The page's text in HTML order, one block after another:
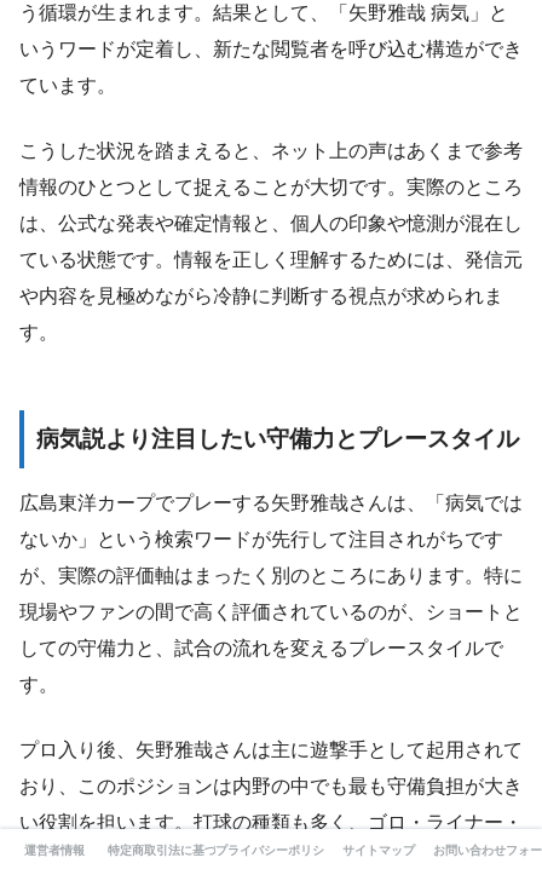
う循環が生まれます。結果として、「矢野雅哉 病気」と
いうワードが定着し、新たな閲覧者を呼び込む構造ができ
ています。
こうした状況を踏まえると、ネット上の声はあくまで参考
情報のひとつとして捉えることが大切です。実際のところ
は、公式な発表や確定情報と、個人の印象や憶測が混在し
ている状態です。情報を正しく理解するためには、発信元
や内容を見極めながら冷静に判断する視点が求められま
す。
病気説より注目したい守備力とプレースタイル
広島東洋カープでプレーする矢野雅哉さんは、「病気では
ないか」という検索ワードが先行して注目されがちです
が、実際の評価軸はまったく別のところにあります。特に
現場やファンの間で高く評価されているのが、ショートと
しての守備力と、試合の流れを変えるプレースタイルで
す。
プロ入り後、矢野雅哉さんは主に遊撃手として起用されて
おり、このポジションは内野の中でも最も守備負担が大き
い役割を担います。打球の種類も多く、ゴロ・ライナー・
バウンドの変化など瞬時に判断する必要があり、さらに一
運営者情報 特定商取引法に基づく表記プライバシーポリシー サイトマップ お問い合わせフォ